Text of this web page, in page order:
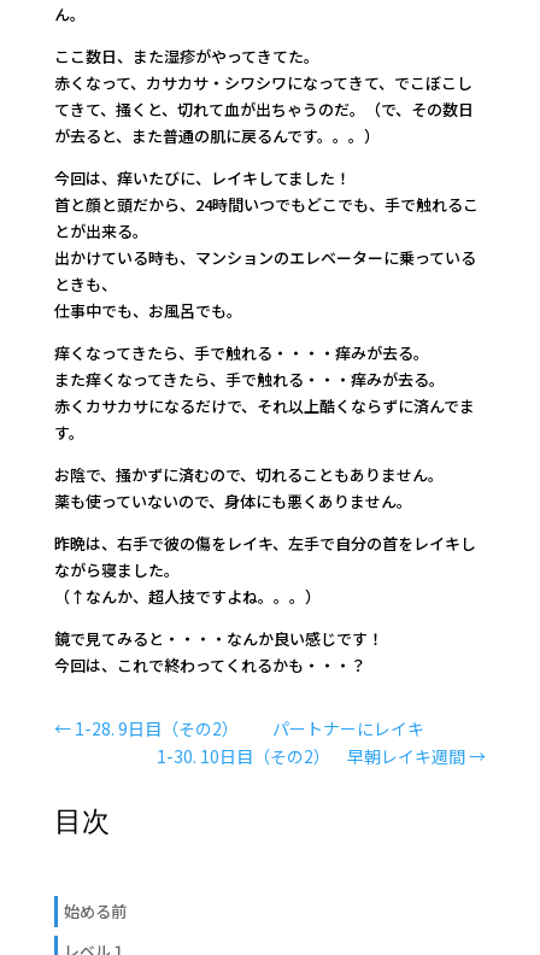
ん。
ここ数日、また湿疹がやってきてた。
赤くなって、カサカサ・シワシワになってきて、でこぼこし
てきて、掻くと、切れて血が出ちゃうのだ。（で、その数日
が去ると、また普通の肌に戻るんです。。。）
今回は、痒いたびに、レイキしてました！
首と顔と頭だから、24時間いつでもどこでも、手で触れるこ
とが出来る。
出かけている時も、マンションのエレベーターに乗っている
ときも、
仕事中でも、お風呂でも。
痒くなってきたら、手で触れる・・・・痒みが去る。
また痒くなってきたら、手で触れる・・・痒みが去る。
赤くカサカサになるだけで、それ以上酷くならずに済んでま
す。
お陰で、掻かずに済むので、切れることもありません。
薬も使っていないので、身体にも悪くありません。
昨晩は、右手で彼の傷をレイキ、左手で自分の首をレイキし
ながら寝ました。
（↑なんか、超人技ですよね。。。）
鏡で見てみると・・・・なんか良い感じです！
今回は、これで終わってくれるかも・・・？
← 1-28. 9日目（その2） パートナーにレイキ
1-30. 10日目（その2） 早朝レイキ週間→
目次
始める前